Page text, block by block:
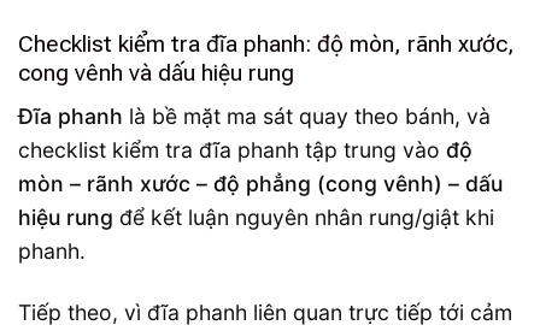
Checklist kiểm tra đĩa phanh: độ mòn, rãnh xước,
cong vênh và dấu hiệu rung
Đĩa phanh là bề mặt ma sát quay theo bánh, và
checklist kiểm tra đĩa phanh tập trung vào độ
mòn – rãnh xước – độ phẳng (cong vênh) – dấu
hiệu rung để kết luận nguyên nhân rung/giật khi
phanh.
Tiếp theo, vì đĩa phanh liên quan trực tiếp tới cảm